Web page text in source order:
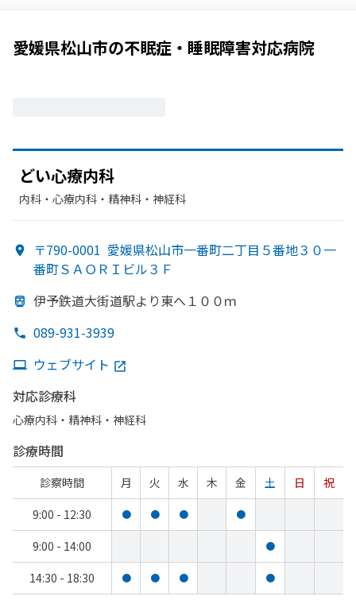
愛媛県松山市の不眠症・睡眠障害対応病院
どい心療内科
内科・​心療内科・​精神科・神経科
〒790-0001 愛媛県松山市一番町二丁目５番地３０一
番町ＳＡＯＲＩビル３Ｆ
伊予鉄道大街道駅より東へ １００ｍ
089-931-3939
ウェブサイト
対応診療科
心療内科・​精神科・神経科
診療時間
診察時間 月 火 水 木 金 土 日
祝
9:00 - 12:30
● ● ● ●
9:00 - 14:00 ●
14:30 - 18:30 ● ● ● ●